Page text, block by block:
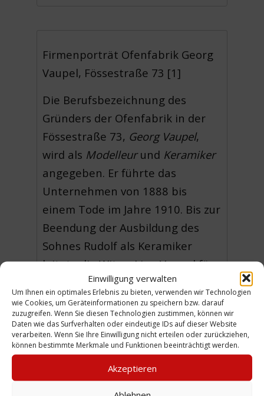
Einwilligung verwalten
Um Ihnen ein optimales Erlebnis zu bieten, verwenden wir Technologien
wie Cookies, um Geräteinformationen zu speichern bzw. darauf
zuzugreifen. Wenn Sie diesen Technologien zustimmen, können wir
Daten wie das Surfverhalten oder eindeutige IDs auf dieser Website
verarbeiten. Wenn Sie Ihre Einwilligung nicht erteilen oder zurückziehen,
können bestimmte Merkmale und Funktionen beeinträchtigt werden.
Akzeptieren
Firmenporträt Ofenfabrik Georg
Vaupel, Fössestraße 73 [1]
Die Berufsbezeichnung des
Gründers der Ofenfabrik in der
Fössestraße 73, Georg Vaupel,
wird als Modelleurund Keramiker
angegeben. Er führte das
Unternehmen von 1888 bis
einem Tode im Jahre 1910. Bis zur
Beendung der Ausbildung des
Sohnes Rudolf als Keramiker
leitete die Witwe Lina Vaupel für
zwei Jahre den Betrieb. Rudolf
Vaupel modernisierte den
Maschinenpark. Den Krieg
überlebte das Unternehmen
weitgehend unbeschadet,
hingegen wurde das
Unternehmen in der